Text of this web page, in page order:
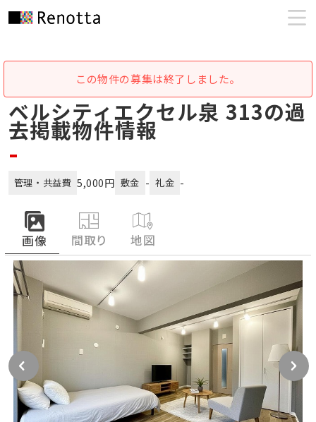
この物件の募集は終了しました。
ベルシティエクセル泉 313の過
去掲載物件情報
-
管理・共益費 5,000円 敷金 - 礼金 -
画像 間取り 地図